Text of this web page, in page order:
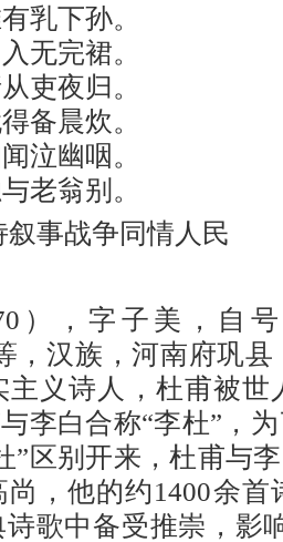
乳下孙。
无完裙。
吏夜归。
备晨炊。
泣幽咽。
老翁别。
事战争同情人民
），字子美，自
，汉族，河南府巩
主义诗人，杜甫被世
李白合称“李杜”，
”区别开来，杜甫与
尚，他的约1400余
歌中备受推崇，影